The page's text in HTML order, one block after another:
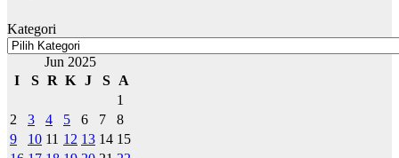
Kategori
Jun 2025
I
S R K J S
A
1
2
3 4 5 6 7
8
9
10 11 12 13 14 15